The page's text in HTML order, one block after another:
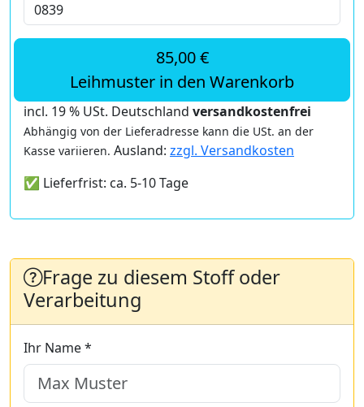
85,00 €
Leihmuster in den Warenkorb
incl. 19 % USt. Deutschland versandkostenfrei
Abhängig von der Lieferadresse kann die USt. an der
Kasse variieren. Ausland: zzgl. Versandkosten
✅ Lieferfrist: ca. 5-10 Tage
Frage zu diesem Stoff oder
Verarbeitung
Ihr Name *